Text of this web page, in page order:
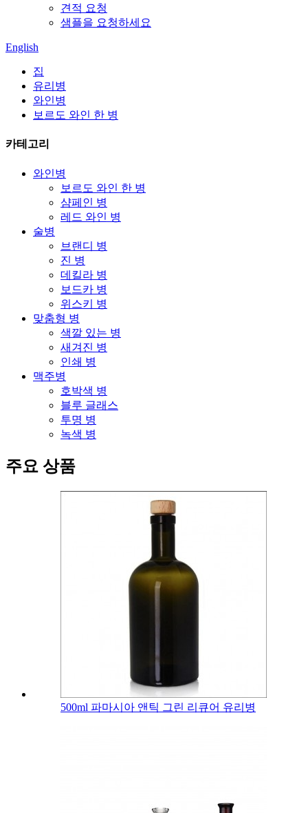
견적 요청
샘플을 요청하세요
English
집
유리병
와인병
보르도 와인 한 병
카테고리
와인병
보르도 와인 한 병
샴페인 병
레드 와인 병
술병
브랜디 병
진 병
데킬라 병
보드카 병
위스키 병
맞춤형 병
색깔 있는 병
새겨진 병
인쇄 병
맥주병
호박색 병
블루 글래스
투명 병
녹색 병
주요 상품
500ml 파마시아 앤틱 그린 리큐어 유리병